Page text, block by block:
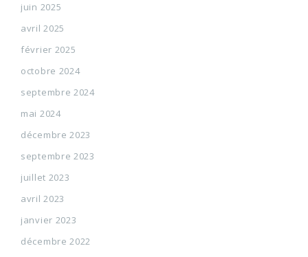
juin 2025
avril 2025
février 2025
octobre 2024
septembre 2024
mai 2024
décembre 2023
septembre 2023
juillet 2023
avril 2023
janvier 2023
décembre 2022